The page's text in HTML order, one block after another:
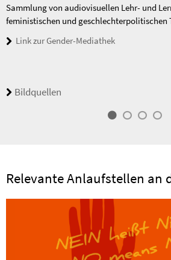
Sammlung von audiovisuellen Lehr- und
feministischen und geschlechterpolitischen
Link zur Gender-Mediathek
Bildquellen
Relevante Anlaufstellen an